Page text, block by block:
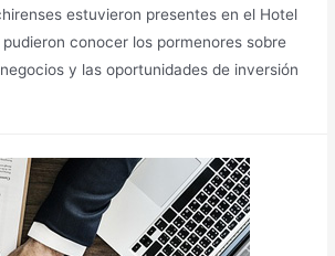
estuvieron presentes en el Hotel
conocer los pormenores sobre
y las oportunidades de inversión